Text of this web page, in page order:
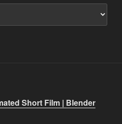
Short Film | Blender